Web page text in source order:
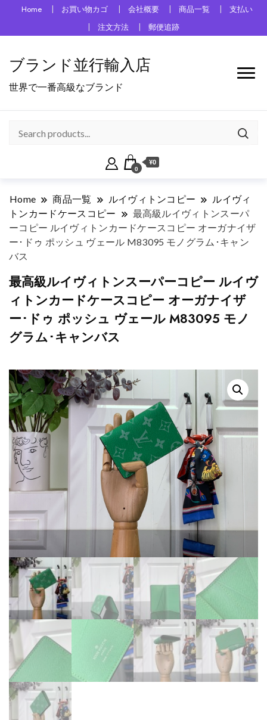
Home お買い物カゴ 会社概要 商品一覧
支払い
注文方法
郵便追跡
ブランド並行輸入店
世界で一番高級なブランド
0
¥0
Home 商品一覧 ルイヴィトンコピー
ルイヴィ
トンカードケースコピー
最高級ルイヴィトンスーパ
ーコピー ルイヴィトンカードケースコピー オーガナイザ
ー･ドゥ ポッシュ ヴェール M83095 モノグラム･キャン
バス
最高級ルイヴィトンスーパーコピー ルイヴ
ィトンカードケースコピー オーガナイザ
ー･ドゥ ポッシュ ヴェール M83095 モノ
グラム･キャンバス